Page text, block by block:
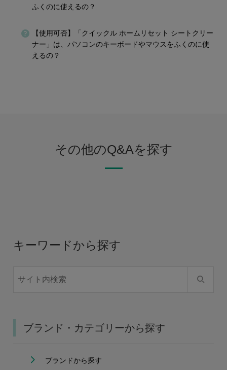
ふくのに使えるの？
【使用可否】「クイックル ホームリセット シートクリー
ナー」は、パソコンのキーボードやマウスをふくのに使
えるの？
その他のQ&Aを探す
キーワードから探す
ブランド・カテゴリーから探す
ブランドから探す